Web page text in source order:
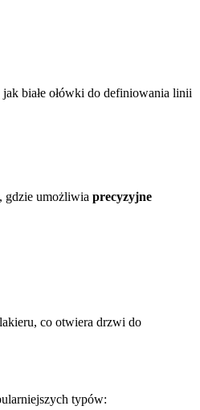
białe ołówki do definiowania linii
gdzie umożliwia precyzyjne
co otwiera drzwi do
typów: